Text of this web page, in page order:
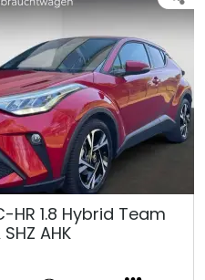
HR 1.8 Hybrid Team
SHZ AHK